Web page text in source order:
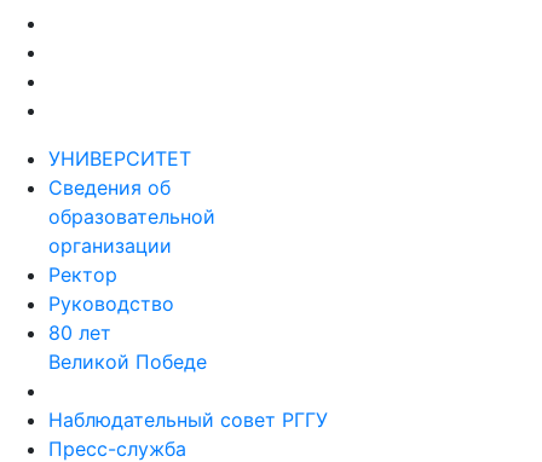
УНИВЕРСИТЕТ
Сведения об
образовательной
организации
Ректор
Руководство
80 лет
Великой Победе
Наблюдательный совет РГГУ
Пресс-служба